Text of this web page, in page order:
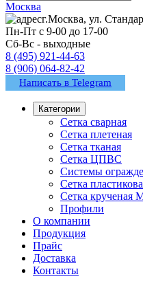
Москва
г.Москва, ул.
Пн-Пт с 9-00 до 17-00
Сб-Вс - выходные
8 (495) 921-44-63
8 (906) 064-82-42
Написать в Telegram
Категории
Сетка сварная
Сетка плетеная
Сетка тканая
Сетка ЦПВС
Системы
Сетка
Сетка крученая
Профили
О компании
Продукция
Прайс
Доставка
Контакты